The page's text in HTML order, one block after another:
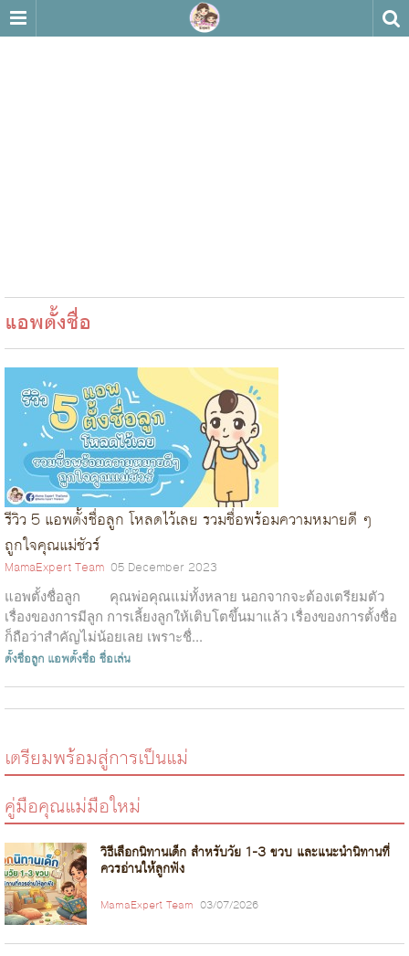
แอพตั้งชื่อ
รีวิว 5 แอพตั้งชื่อลูก โหลดไว้เลย รวมชื่อพร้อมความหมายดี ๆ
ถูกใจคุณแม่ชัวร์
MamaExpert Team 05 December 2023
แอพตั้งชื่อลูก คุณพ่อคุณแม่ทั้งหลาย นอกจากจะต้องเตรียมตัว
เรื่องของการมีลูก การเลี้ยงลูกให้เติบโตขึ้นมาแล้ว เรื่องของการตั้งชื่อ
ก็ถือว่าสำคัญไม่น้อยเลย เพราะชื่...
ตั้งชื่อลูก แอพตั้งชื่อ ชื่อเล่น
เตรียมพร้อมสู่การเป็นแม่
คู่มือคุณแม่มือใหม่
วิธีเลือกนิทานเด็ก สำหรับวัย 1-3 ขวบ และแนะนำนิทานที่
ควรอ่านให้ลูกฟัง
MamaExpert Team 03/07/2026